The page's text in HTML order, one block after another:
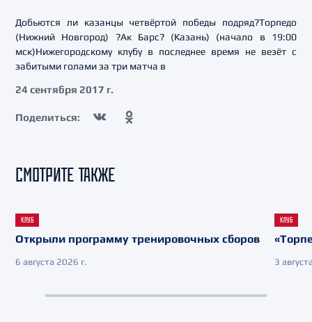
Добьются ли казанцы четвёртой победы подряд?Торпедо
(Нижний Новгород) ?Ак Барс? (Казань) (начало в 19:00
мск)Нижегородскому клубу в последнее время не везёт с
забитыми голами за три матча в
24 сентября 2017 г.
Поделиться:
СМОТРИТЕ ТАКЖЕ
КЛУБ
Открыли программу тренировочных сборов
6 августа 2026 г.
КЛУБ
3